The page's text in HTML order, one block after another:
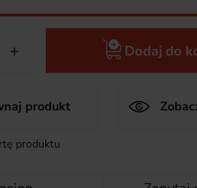
+ Dodaj do
produkt
produktu